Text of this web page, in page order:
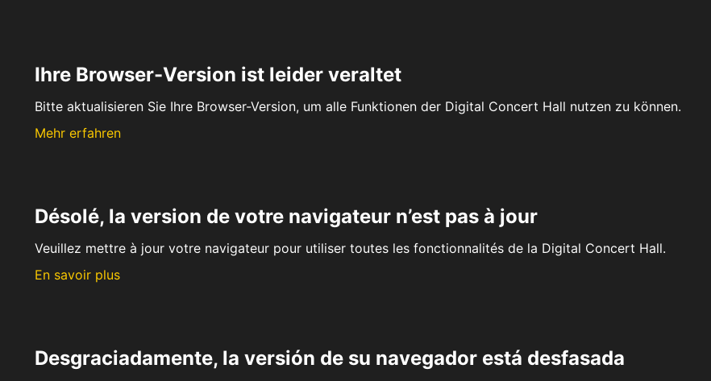
Ihre Browser-Version ist leider veraltet
Bitte aktualisieren Sie Ihre Browser-Version, um alle Funktionen der Digital Concert Hall nutzen zu können.
Mehr erfahren
Désolé, la version de votre navigateur n’est pas à jour
Veuillez mettre à jour votre navigateur pour utiliser toutes les fonctionnalités de la Digital Concert Hall.
En savoir plus
Desgraciadamente, la versión de su navegador está desfasada